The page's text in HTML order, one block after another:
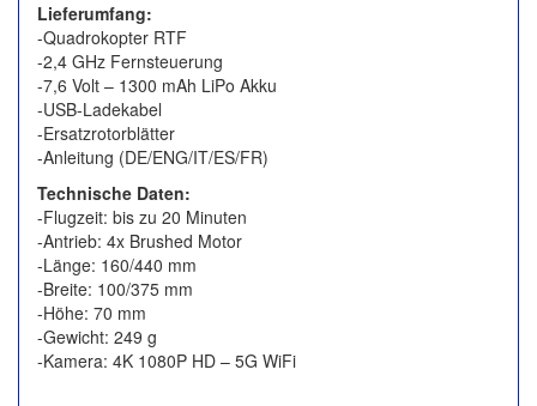
Lieferumfang:
-Quadrokopter RTF
-2,4 GHz Fernsteuerung
-7,6 Volt – 1300 mAh LiPo Akku
-USB-Ladekabel
-Ersatzrotorblätter
-Anleitung (DE/ENG/IT/ES/FR)
Technische Daten:
-Flugzeit: bis zu 20 Minuten
-Antrieb: 4x Brushed Motor
-Länge: 160/440 mm
-Breite: 100/375 mm
-Höhe: 70 mm
-Gewicht: 249 g
-Kamera: 4K 1080P HD – 5G WiFi